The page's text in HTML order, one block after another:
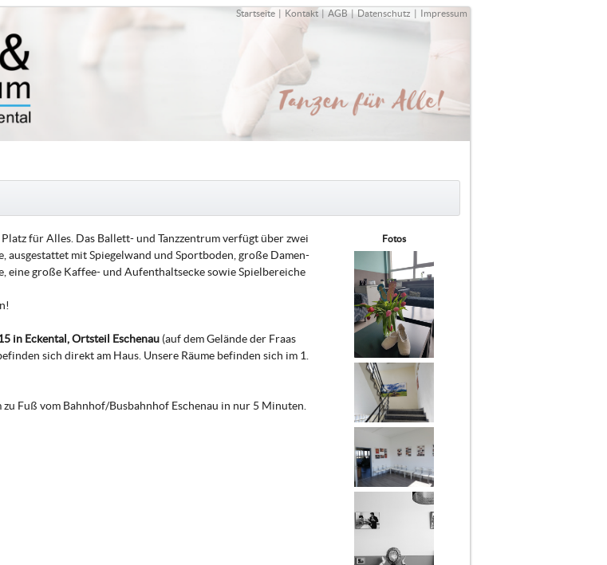
Startseite | Kontakt | AGB | Datenschutz | Impressum
für Alles. Das Ballett- und Tanzzentrum verfügt über zwei
ausgestattet mit Spiegelwand und Sportboden, große Damen-
eine große Kaffee- und Aufenthaltsecke sowie Spielbereiche
in Eckental, Ortsteil Eschenau (auf dem Gelände der Fraas
sich direkt am Haus. Unsere Räume befinden sich im 1.
zu Fuß vom Bahnhof/Busbahnhof Eschenau in nur 5 Minuten.
Fotos